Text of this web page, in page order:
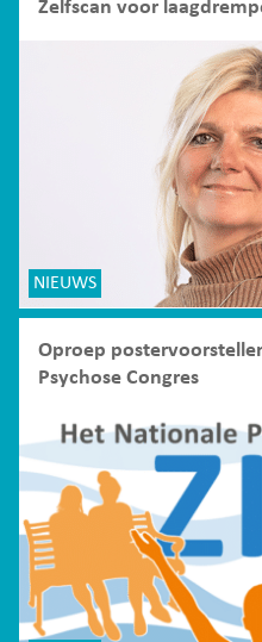
Zelfscan voor
NIEUWS
Oproep
Psychose Congres